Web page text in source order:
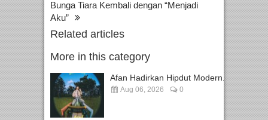
Bunga Tiara Kembali dengan “Menjadi
Aku”
Related articles
More in this category
Afan Hadirkan Hipdut Modern...
Aug 06, 2026 0